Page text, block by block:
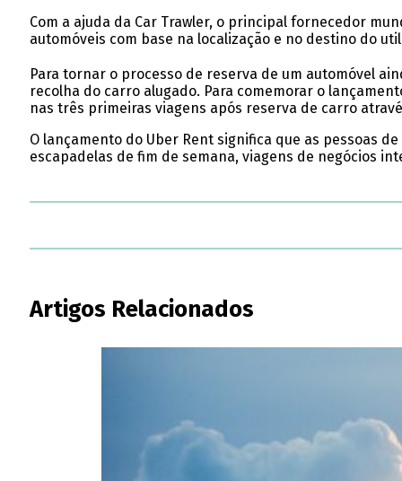
Com a ajuda da Car Trawler, o principal fornecedor
automóveis com base na localização e no destino do
Para tornar o processo de reserva de um automóvel
recolha do carro alugado. Para comemorar o
nas três primeiras viagens após reserva de carro
O lançamento do Uber Rent significa que as pessoas
escapadelas de fim de semana, viagens de negócios
Artigos Relacionados